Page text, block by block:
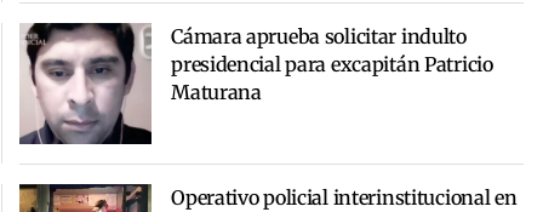
Cámara aprueba solicitar indulto
presidencial para excapitán Patricio
Maturana
Operativo policial interinstitucional en